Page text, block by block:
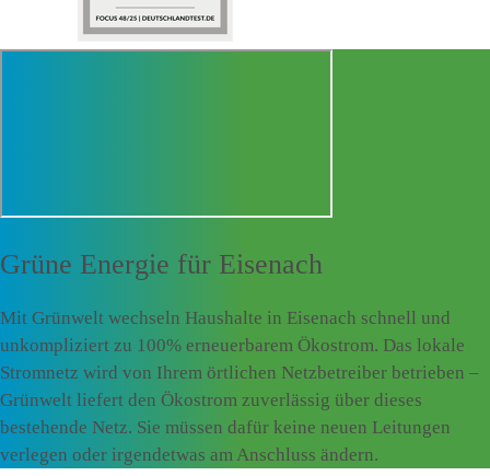
Grüne Energie für Eisenach
Mit Grünwelt wechseln Haushalte in Eisenach schnell und
unkompliziert zu 100% erneuerbarem Ökostrom. Das lokale
Stromnetz wird von Ihrem örtlichen Netzbetreiber betrieben –
Grünwelt liefert den Ökostrom zuverlässig über dieses
bestehende Netz. Sie müssen dafür keine neuen Leitungen
verlegen oder irgendetwas am Anschluss ändern.